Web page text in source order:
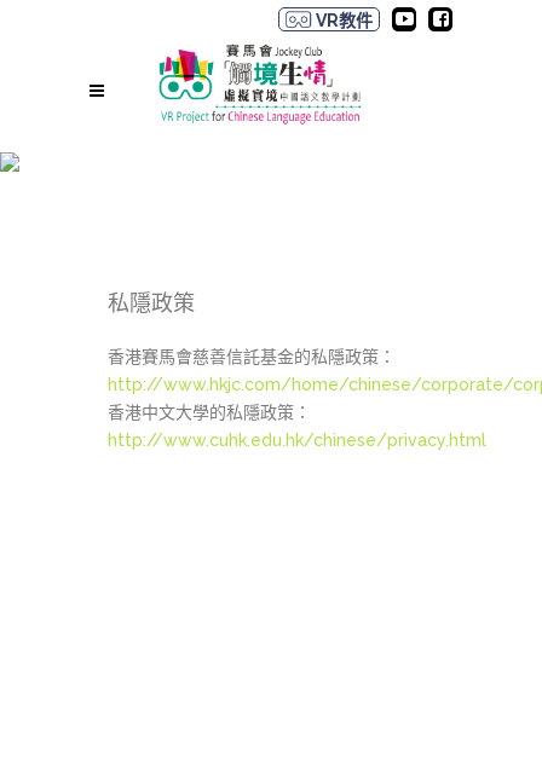
VR教件
私隱政策
香港賽馬會慈善信託基金的私隱政策：
http://www.hkjc.com/home/chinese/corporate/
香港中文大學的私隱政策：
http://www.cuhk.edu.hk/chinese/privacy.html